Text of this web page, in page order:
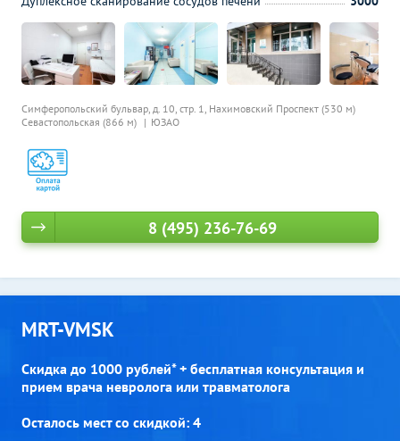
Симферопольский бульвар, д. 10, стр. 1, Нахимовский Проспект (530 м)
Севастопольская (866 м)
ЮЗАО
8 (495) 236-76-69
MRT-VMSK
Скидка до 1000 рублей* + бесплатная консультация и
прием врача невролога или травматолога
Осталось мест со скидкой: 4